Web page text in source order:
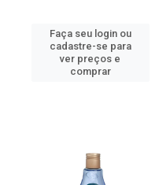
Faça seu login ou
cadastre-se para
ver preços e
comprar